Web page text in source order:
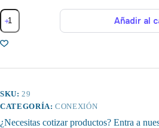
Bloque
Conector
PCB
8
Añadir al
SKU:29
CATEGORÍA:CONEXIÓN
¿Necesitas cotizar productos? Entra a